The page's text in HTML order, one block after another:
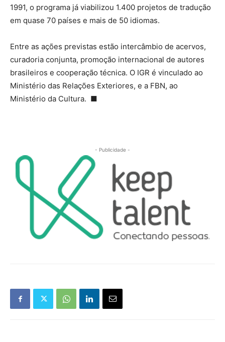
1991, o programa já viabilizou 1.400 projetos de tradução
em quase 70 países e mais de 50 idiomas.
Entre as ações previstas estão intercâmbio de acervos,
curadoria conjunta, promoção internacional de autores
brasileiros e cooperação técnica. O IGR é vinculado ao
Ministério das Relações Exteriores, e a FBN, ao
Ministério da Cultura. ■
- Publicidade -